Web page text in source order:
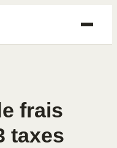
frais
taxes